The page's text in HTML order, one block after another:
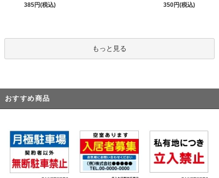
385円(税込)
350円(税込)
もっと見る
おすすめ商品